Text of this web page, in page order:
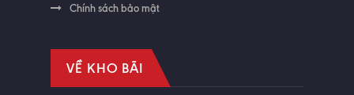
Chính sách bảo mật
VỀ KHO BÃI